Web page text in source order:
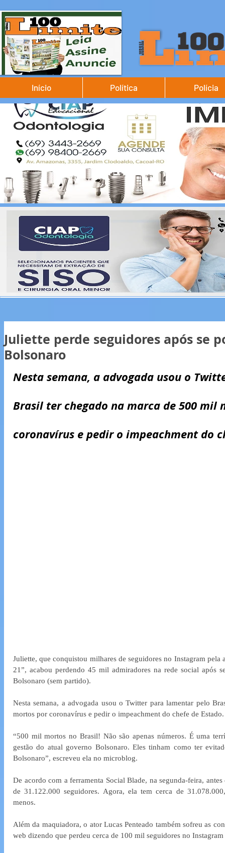
Início Política Polícia
Juliette perde seguidores após se
Bolsonaro
Nesta semana, a advogada usou o
Brasil ter chegado na marca de 500 mil
coronavírus e pedir o impeachment do
Juliette, que conquistou milhares de seguidores no Instagram pela
21”, acabou perdendo 45 mil admiradores na rede social após
Bolsonaro (sem partido).
Nesta semana, a advogada usou o Twitter para lamentar pelo
mortos por coronavírus e pedir o impeachment do chefe de Estado.
“500 mil mortos no Brasil! Não são apenas números. É uma
gestão do atual governo Bolsonaro. Eles tinham como ter
Bolsonaro”, escreveu ela no microblog.
De acordo com a ferramenta Social Blade, na segunda-feira,
de 31.122.000 seguidores. Agora, ela tem cerca de
menos.
Além da maquiadora, o ator Lucas Penteado também sofreu as
web dizendo que perdeu cerca de 100 mil seguidores no